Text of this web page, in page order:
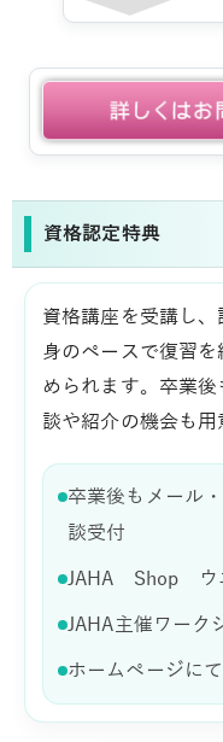
資格認定特典
資格講座を受講し
身のペースで復習
められます。卒業
談や紹介の機会も用
卒業後もメール
談受付
JAHA Shop ウ
JAHA主催ワーク
ホームページに